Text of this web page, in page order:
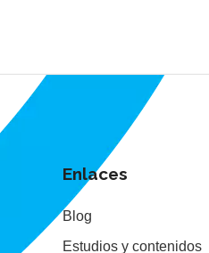
Enlaces
Blog
Estudios y contenidos